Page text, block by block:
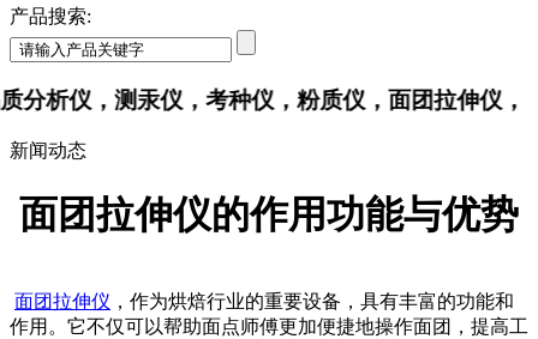
产品搜索:
析仪，测汞仪，考种仪，粉质仪，面团拉伸仪
新闻动态
面团拉伸仪的作用功能与优势
面团拉伸仪 ，作为烘焙行业的重要设备，具有丰富的功能和
作用。它不仅可以帮助面点师傅更加便捷地操作面团，提高工